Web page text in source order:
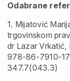
Odabrane
1. Mijatović
trgovinskom
dr Lazar
978-86-7910-
347.7(043.3)